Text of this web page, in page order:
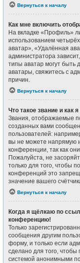
Вернуться к началу
Как мне включить
На вкладке «Профиль»
использованием
аватар», «Удалённая
администратора
типы аватар могут быть
аватары, свяжитесь с
причин.
Вернуться к началу
Что такое звание и как
Звания, отображаемые
созданных вами
пользователей:
вы не можете напрямую
конференции, так как
Пожалуйста, не
только для того, чтобы
конференций это
значение вашего
Вернуться к началу
Когда я щёлкаю по
конференцию!
Только
сообщения другим
форму, и только если
сделано для того, чтобы
системой анонимными